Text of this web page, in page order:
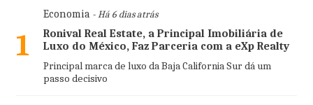
1
Economia- Há 6 dias atrás
Ronival Real Estate, a Principal Imobiliária de
Luxo do México, Faz Parceria com a eXp Realty
Principal marca de luxo da Baja California Sur dá um
passo decisivo